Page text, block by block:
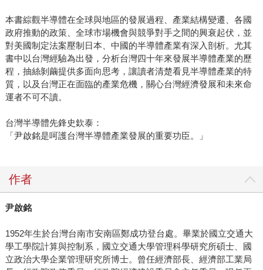
島小故事讀下來，我竟然懂了台灣半導體發展歷程、張忠謀
的策略與管理觀念，以及這座晶片島，為什麼如此光芒耀
眼。
本書綜觀半導體在全球與地區的發展過程、產業結構變遷、各國
政府推動的政策、全球市場機會與競爭對手之間的興衰起伏，並
對美國制定法案壓制日本、中國的半導體產業有深入剖析。尤其
書中以台灣經驗為出發，分析台灣四十年來發展半導體產業的歷
程，抽絲剝繭提供多面向思考，讓讀者清楚看見半導體產業的特
質，以及台灣正在面臨的產業危機，關心台灣經濟發展和未來命
運者不可不讀。
台灣半導體先鋒史欽泰：
「尹啟銘是呵護台灣半導體產業發展的重要功臣。」
作者
尹啟銘
1952年生於台灣台南市安南區鄭成功登台處。畢業於國立交通大
學工學院計算與控制系，國立交通大學管理科學研究所碩士、國
立政治大學企業管理研究所博士。曾任經濟部長、經濟部工業局